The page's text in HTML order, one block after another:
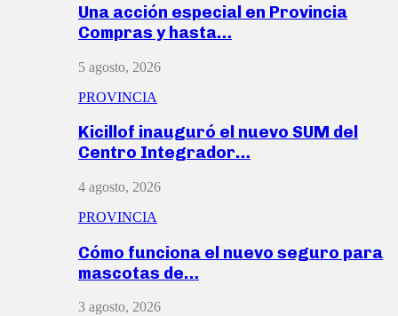
Una acción especial en Provincia
Compras y hasta…
5 agosto, 2026
PROVINCIA
Kicillof inauguró el nuevo SUM del
Centro Integrador…
4 agosto, 2026
PROVINCIA
Cómo funciona el nuevo seguro para
mascotas de…
3 agosto, 2026